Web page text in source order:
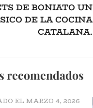
DE BONIATO UN
DE LA COCINA
CATALANA.
recomendados
EL MARZO 4, 2026